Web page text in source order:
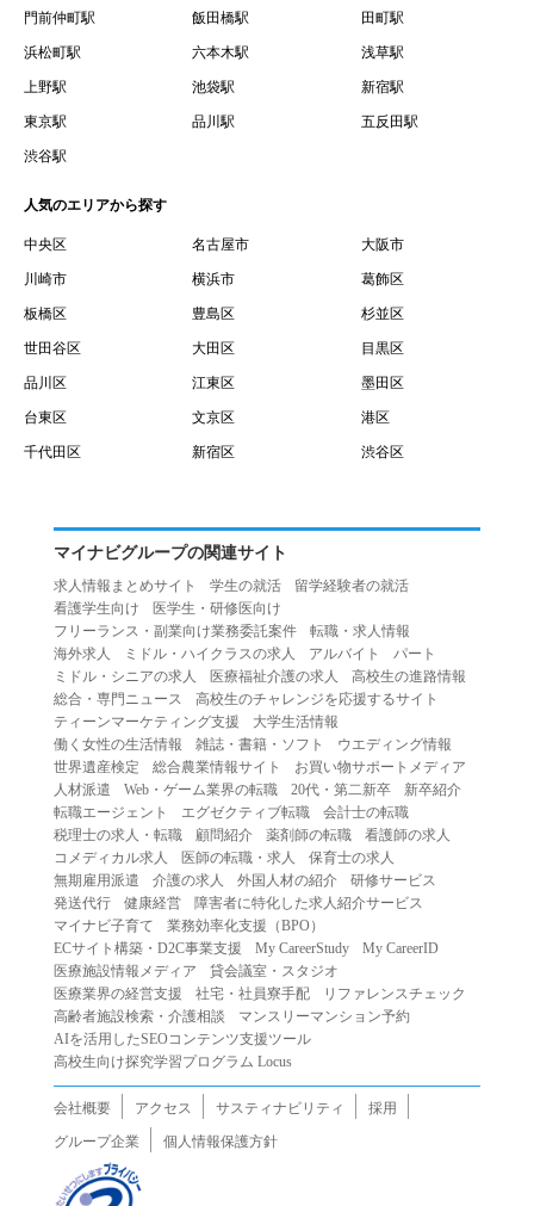
借契約書およびオプション注文書を意味します。
９.「契約期間開始日」とは、定期建物賃貸借契約（以下
「賃貸借契約」と言います）の開始日のことで、利用者の
賃借権が発生する日を意味します。
するために、選んだ物件を保留することを意味します。
１１.「予約情報」とは、物件を予約するために必要な当社
所定の情報を意味します。物件情報や期間、オプション等
１２.「キャンセル」とは、賃貸借契約締結後から契約期間
開始日前までに、利用者が賃貸借契約を解除することを意
味します。
１３.「中途解約」とは、賃貸借契約期間の途中で、利用者
１.利用者は、本サービスを利用する上で次の各号に定める
とします。
（１）重複、虚偽の情報、または自己以外の情報を登録す
る行為
（２）第三者になりすまして本サービスを利用する行為
（３）当社または第三者の著作権等の知的財産権、プライ
バシー、その他の権利を侵害する行為
（４）当社または第三者を誹謗中傷する行為
（５）当社または第三者に不利益を与える行為
（６）営利を目的とした行為
（７）政治・選挙・宗教活動またはそれらに類する行為
（８）本サービスの運営を妨害する行為
（９）法令違反、犯罪行為、または公序良俗に反する行為
（１０）暴力的な要求行為、または法的な責任を超えた不
当な要求行為
（１１）その他当社が不適切であると判断する行為
２.当社は、前項の定めに該当する行為を行った利用者に対
の提供を停止または中断することができるものとします。
第５条（免責）
１.当社は、本サービスの利用（これらに伴う当社または第
三者の情報提供行為等を含みます）により、利用者に生じ
門前仲町駅 飯田橋駅 田町駅
浜松町駅 六本木駅 浅草駅
上野駅 池袋駅 新宿駅
東京駅 品川駅 五反田駅
渋谷駅
人気のエリアから探す
中央区 名古屋市 大阪市
川崎市 横浜市 葛飾区
板橋区 豊島区 杉並区
世田谷区 大田区 目黒区
品川区 江東区 墨田区
台東区 文京区 港区
千代田区 新宿区 渋谷区
マイナビグループの関連サイト
求人情報まとめサイト 学生の就活
留学経験者の就活
看護学生向け
医学生・研修医向け
フリーランス・副業向け業務委託案件
転職・求人情報
海外求人
ミドル・ハイクラスの求人 アルバイト
パート
ミドル・シニアの求人
医療福祉介護の求人
高校生の進路情報
総合・専門ニュース
高校生のチャレンジを応援するサイト
ティーンマーケティング支援
大学生活情報
働く女性の生活情報
雑誌・書籍・ソフト
ウエディング情報
世界遺産検定
総合農業情報サイト
お買い物サポートメディア
人材派遣
Web・ゲーム業界の転職 20代・第二新卒
新卒紹介
転職エージェント
エグゼクティブ転職
会計士の転職
税理士の求人・転職
顧問紹介 薬剤師の転職
看護師の求人
コメディカル求人
医師の転職・求人
保育士の求人
無期雇用派遣
介護の求人 外国人材の紹介
研修サービス
発送代行
健康経営
障害者に特化した求人紹介サービス
マイナビ子育て
業務効率化支援（BPO）
ECサイト構築・D2C事業支援
My CareerStudy
My CareerID
医療施設情報メディア
貸会議室・スタジオ
医療業界の経営支援
社宅・社員寮手配
リファレンスチェック
高齢者施設検索・介護相談
マンスリーマンション予約
AIを活用したSEOコンテンツ支援ツール
高校生向け探究学習プログラム Locus
会社概要 アクセス サスティナビリティ
採用
グループ企業
個人情報保護方針